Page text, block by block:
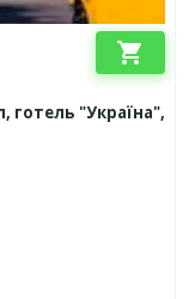
shopping_cart
готель "Україна",